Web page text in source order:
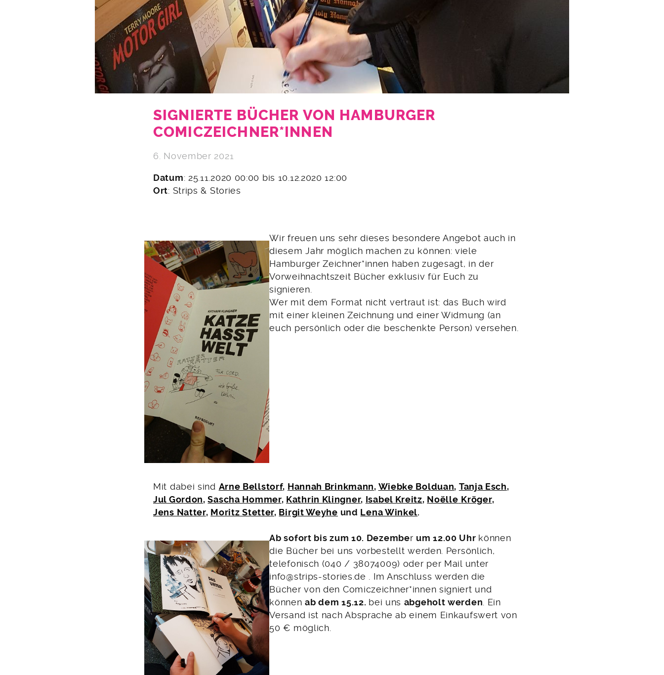
SIGNIERTE BÜCHER VON HAMBURGER
COMICZEICHNER*INNEN
6. November 2021
Datum: 25.11.2020 00:00 bis 10.12.2020 12:00
Ort: Strips & Stories
Wir freuen uns sehr dieses besondere Angebot auch in
diesem Jahr möglich machen zu können: viele
Hamburger Zeichner*innen haben zugesagt, in der
Vorweihnachtszeit Bücher exklusiv für Euch zu
signieren.
Wer mit dem Format nicht vertraut ist: das Buch wird
mit einer kleinen Zeichnung und einer Widmung (an
euch persönlich oder die beschenkte Person) versehen.
Mit dabei sind Arne Bellstorf, Hannah Brinkmann, Wiebke Bolduan, Tanja Esch,
Jul Gordon,Sascha Hommer, Kathrin Klingner, Isabel Kreitz, Noëlle Kröger,
Jens Natter, Moritz Stetter, Birgit Weyhe und Lena Winkel.
Ab sofort bis zum 10. Dezember um 12.00 Uhr können
die Bücher bei uns vorbestellt werden. Persönlich,
telefonisch (040 / 38074009) oder per Mail unter
info@strips-stories.de . Im Anschluss werden die
Bücher von den Comiczeichner*innen signiert und
könnenab dem 15.12. bei uns abgeholt werden. Ein
Versand ist nach Absprache ab einem Einkaufswert von
50 € möglich.